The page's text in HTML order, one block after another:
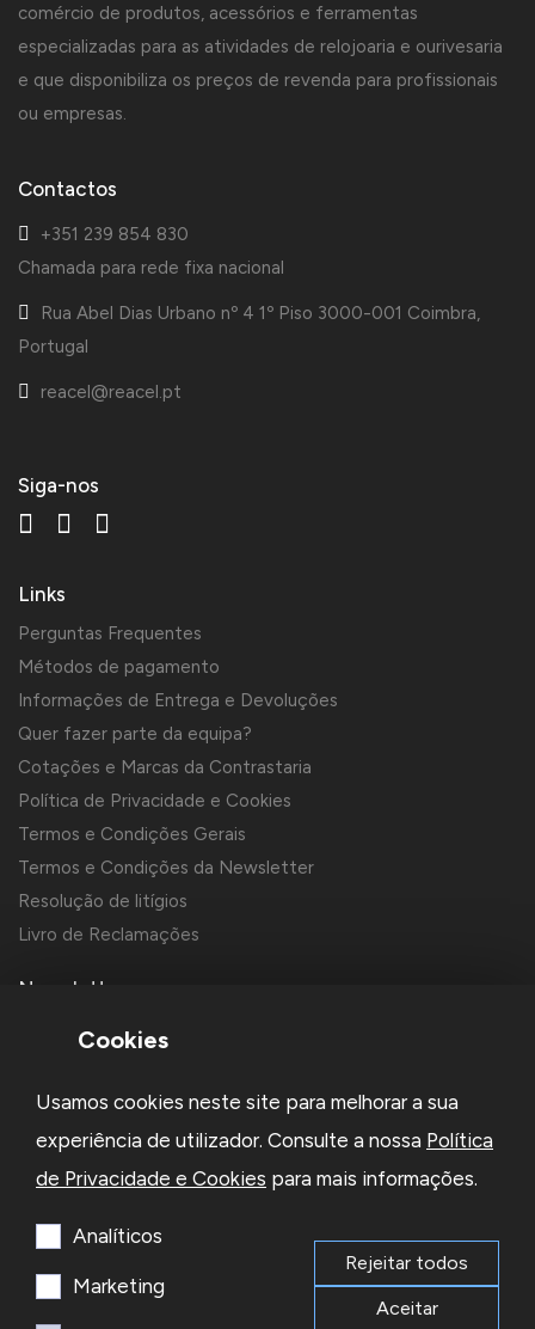
comércio de produtos, acessórios e ferramentas
especializadas para as atividades de relojoaria e ourivesaria
e que disponibiliza os preços de revenda para profissionais
ou empresas.
Contactos
+351 239 854 830
Chamada para rede fixa nacional
Rua Abel Dias Urbano nº 4 1º Piso 3000-001 Coimbra,
Portugal
reacel@reacel.pt
Siga-nos
Links
Perguntas Frequentes
Métodos de pagamento
Informações de Entrega e Devoluções
Quer fazer parte da equipa?
Cotações e Marcas da Contrastaria
Política de Privacidade e Cookies
Termos e Condições Gerais
Termos e Condições da Newsletter
Resolução de litígios
Livro de Reclamações
Newsletter
Li e aceito aPolítica de Privacidadee os Termos e Condições
Subscrever
Cookies
Usamos cookies neste site para melhorar a sua
experiência de utilizador. Consulte a nossa Política
de Privacidade e Cookies para mais informações.
Analíticos
Marketing
Rejeitar todos
Aceitar